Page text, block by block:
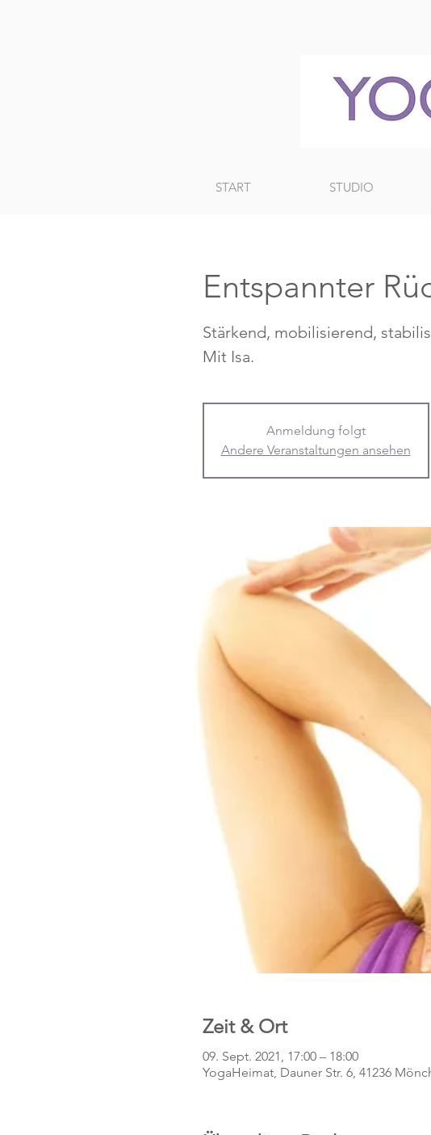
START STUDIO
Entspannter
Stärkend, mobilisierend,
Mit Isa.
Anmeldung folgt
Andere Veranstaltungen ansehen
Zeit & Ort
09. Sept. 2021, 17:00 – 18:00
YogaHeimat, Dauner Str. 6, 41236